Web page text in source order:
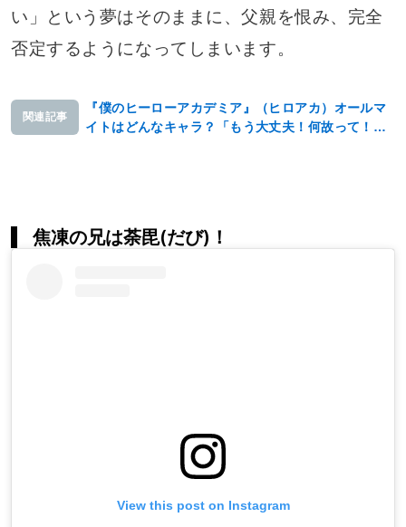
い」という夢はそのままに、父親を恨み、完全
否定するようになってしまいます。
関連記事
『僕のヒーローアカデミア』（ヒロアカ）オールマ
イトはどんなキャラ？「もう大丈夫！何故って！？
焦凍の兄は荼毘(だび)！
View this post on Instagram